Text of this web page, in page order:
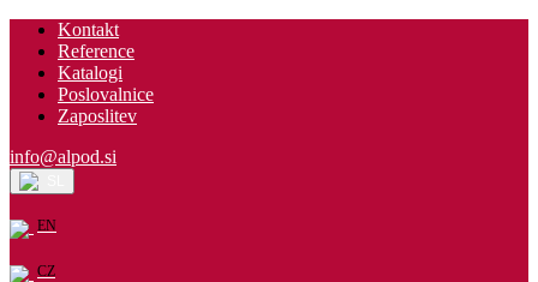
Kontakt
Reference
Katalogi
Poslovalnice
Zaposlitev
info@alpod.si
EN
CZ